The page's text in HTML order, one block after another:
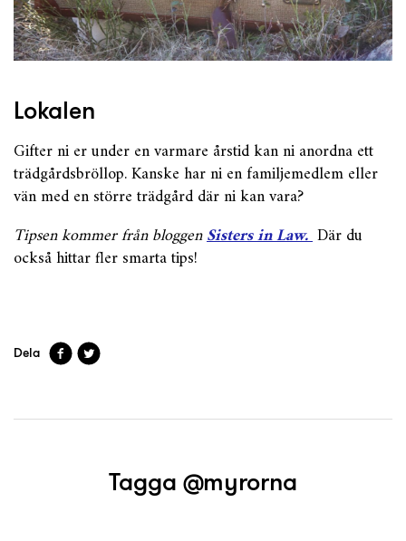
Lokalen
Gifter ni er under en varmare årstid kan ni anordna ett
trädgårdsbröllop. Kanske har ni en familjemedlem eller
vän med en större trädgård där ni kan vara?
Tipsen kommer från bloggenSisters in Law.Där du
också hittar fler smarta tips!
Dela
Tagga @myrorna